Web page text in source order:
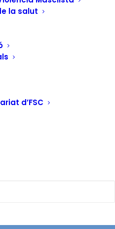
la salut
d’FSC
SALUD Y COMUNIDAD
de la línia “
la
Fundació Salut i
i masculinitats: una